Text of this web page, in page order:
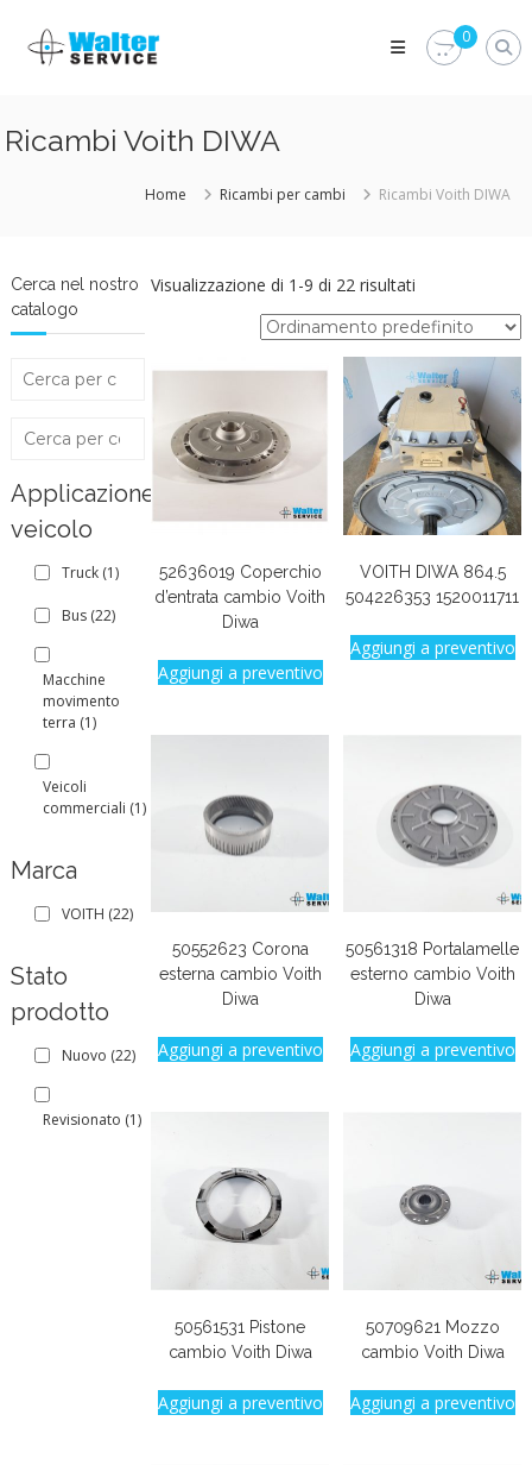
content
Walter
Service
parti
Walter
Service
Srl
0
Ricambi Voith DIWA
Home Ricambi per cambi Ricambi Voith DIWA
Visualizzazione di 1-9 di 22 risultati
52636019 Coperchio
d’entrata cambio Voith
Diwa
Aggiungi a preventivo
VOITH DIWA 864.5
504226353 1520011711
Aggiungi a preventivo
50552623 Corona
esterna cambio Voith
Diwa
Aggiungi a preventivo
50561318 Portalamelle
esterno cambio Voith
Diwa
Aggiungi a preventivo
50561531 Pistone
cambio Voith Diwa
Aggiungi a preventivo
50709621 Mozzo
cambio Voith Diwa
Aggiungi a preventivo
Cerca nel nostro
catalogo
Applicazione
veicolo
Truck (1)
Bus (22)
Macchine
movimento
terra (1)
Veicoli
commerciali (1)
Marca
VOITH (22)
Stato
prodotto
Nuovo (22)
Revisionato (1)